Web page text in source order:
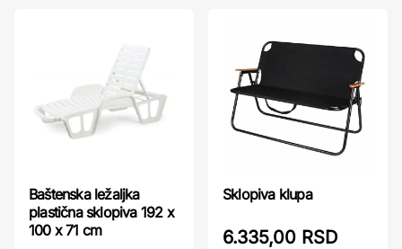
Baštenska ležaljka
plastična sklopiva 192 x
100 x 71 cm
Sklopiva klupa
6.335,00 RSD